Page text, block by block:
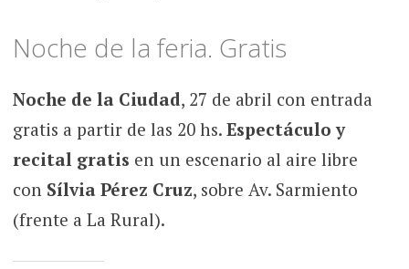
Noche de la feria. Gratis
Noche de la Ciudad, 27 de abril con entrada
gratis a partir de las 20 hs. Espectáculo y
recital gratis en un escenario al aire libre
con Sílvia Pérez Cruz, sobre Av. Sarmiento
(frente a La Rural).